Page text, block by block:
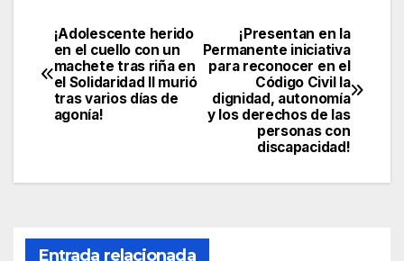
Navegación
de
entradas
¡Presentan en la
Permanente iniciativa
para reconocer en el
Código Civil la
dignidad, autonomía
y los derechos de las
personas con
discapacidad!
¡Adolescente herido
en el cuello con un
machete tras riña en
el Solidaridad II murió
tras varios días de
agonía!
Entrada relacionada